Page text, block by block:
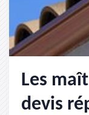
Les
devis